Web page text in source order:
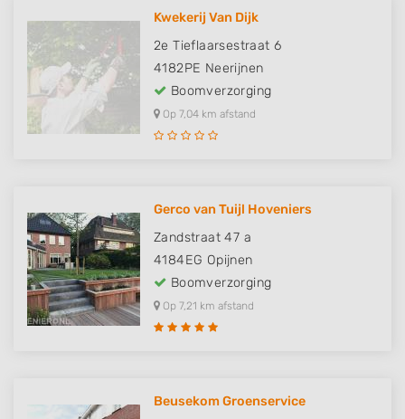
Kwekerij Van Dijk
2e Tieflaarsestraat 6
4182PE Neerijnen
Boomverzorging
Op 7,04 km afstand
Gerco van Tuijl Hoveniers
Zandstraat 47 a
4184EG Opijnen
Boomverzorging
Op 7,21 km afstand
Beusekom Groenservice